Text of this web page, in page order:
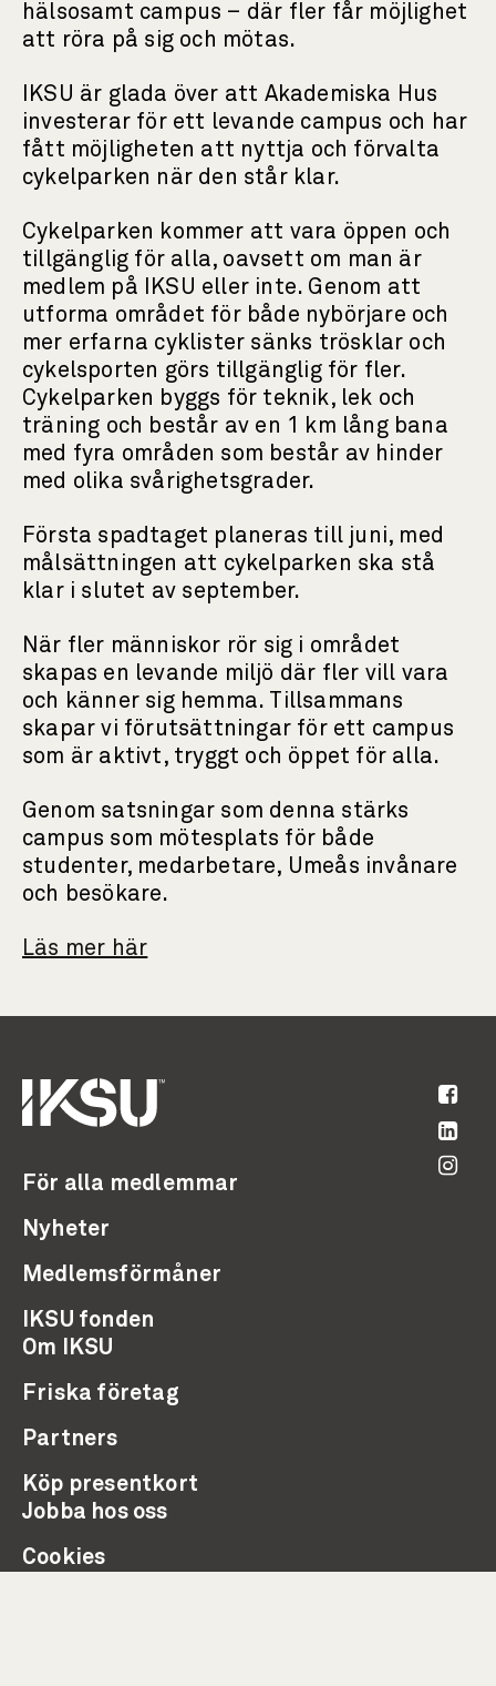
hälsosamt campus – där fler får möjlighet
att röra på sig och mötas.
IKSU är glada över att Akademiska Hus
investerar för ett levande campus och har
fått möjligheten att nyttja och förvalta
cykelparken när den står klar.
Cykelparken kommer att vara öppen och
tillgänglig för alla, oavsett om man är
medlem på IKSU eller inte. Genom att
utforma området för både nybörjare och
mer erfarna cyklister sänks trösklar och
cykelsporten görs tillgänglig för fler.
Cykelparken byggs för teknik, lek och
träning och består av en 1 km lång bana
med fyra områden som består av hinder
med olika svårighetsgrader.
Första spadtaget planeras till juni, med
målsättningen att cykelparken ska stå
klar i slutet av september.
När fler människor rör sig i området
skapas en levande miljö där fler vill vara
och känner sig hemma. Tillsammans
skapar vi förutsättningar för ett campus
som är aktivt, tryggt och öppet för alla.
Genom satsningar som denna stärks
campus som mötesplats för både
studenter, medarbetare, Umeås invånare
och besökare.
Läs mer här
För alla medlemmar
Nyheter
Medlemsförmåner
IKSU fonden
Om IKSU
Friska företag
Partners
Köp presentkort
Jobba hos oss
Cookies